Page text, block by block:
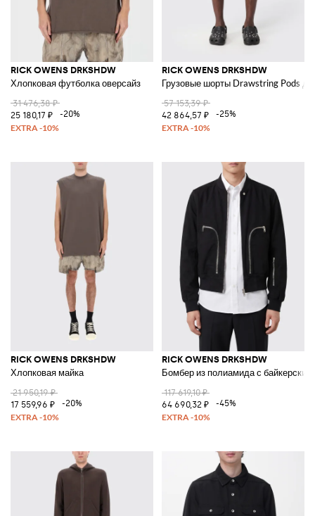
RICK OWENS DRKSHDW
Хлопковая футболка оверсайз
31 476,38 ₽
25 180,17 ₽
-20%
RICK OWENS DRKSHDW
Грузовые шорты Drawstring Pods до
57 153,39 ₽
42 864,57 ₽
-25%
RICK OWENS DRKSHDW
Хлопковая майка
21 950,19 ₽
17 559,96 ₽
-20%
RICK OWENS DRKSHDW
Бомбер из полиамида с
117 619,10 ₽
64 690,32 ₽
-45%